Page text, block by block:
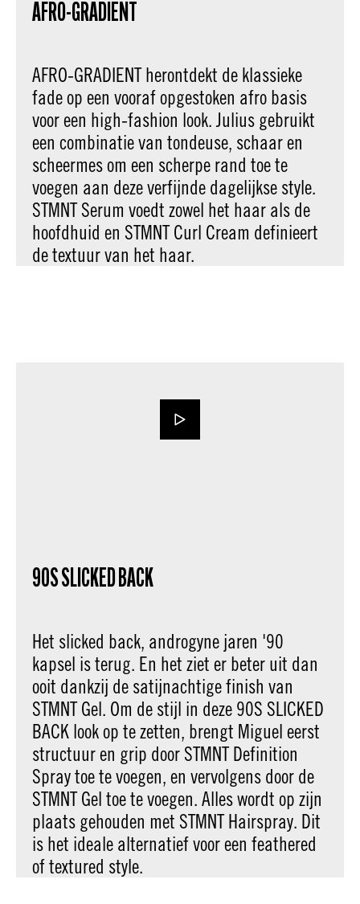
AFRO-GRADIENT
AFRO-GRADIENT herontdekt de klassieke
fade op een vooraf opgestoken afro basis
voor een high-fashion look. Julius gebruikt
een combinatie van tondeuse, schaar en
scheermes om een scherpe rand toe te
voegen aan deze verfijnde dagelijkse style.
STMNT Serum voedt zowel het haar als de
hoofdhuid en STMNT Curl Cream definieert
de textuur van het haar.
90S SLICKED BACK
Het slicked back, androgyne jaren '90
kapsel is terug. En het ziet er beter uit dan
ooit dankzij de satijnachtige finish van
STMNT Gel. Om de stijl in deze 90S SLICKED
BACK look op te zetten, brengt Miguel eerst
structuur en grip door STMNT Definition
Spray toe te voegen, en vervolgens door de
STMNT Gel toe te voegen. Alles wordt op zijn
plaats gehouden met STMNT Hairspray. Dit
is het ideale alternatief voor een feathered
of textured style.